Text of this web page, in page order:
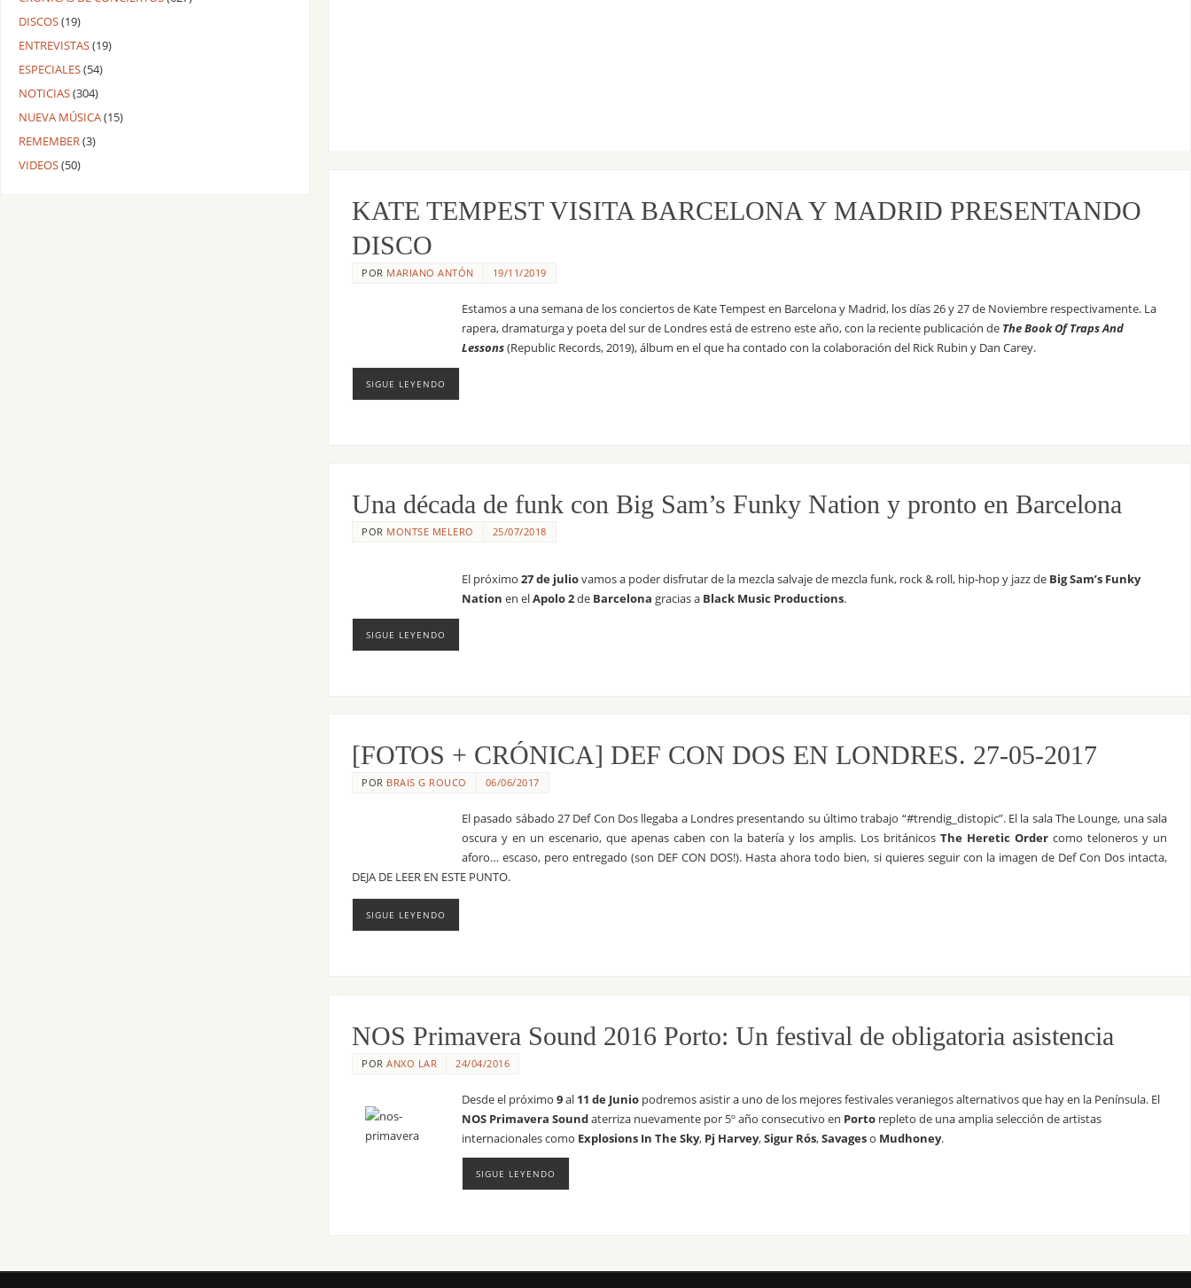
KATE TEMPEST VISITA BARCELONA Y MADRID PRESENTANDO
DISCO
POR MARIANO ANTÓN 19/11/2019
Estamos a una semana de los conciertos de Kate Tempest en Barcelona y Madrid, los días 26 y 27 de Noviembre respectivamente. La
rapera, dramaturga y poeta del sur de Londres está de estreno este año, con la reciente publicación de The Book Of Traps And
Lessons(Republic Records, 2019), álbum en el que ha contado con la colaboración del Rick Rubin y Dan Carey.
SIGUE LEYENDO
Una década de funk con Big Sam’s Funky Nation y pronto en Barcelona
POR MONTSE MELERO 25/07/2018
El próximo 27 de juliovamos a poder disfrutar de la mezcla salvaje de mezcla funk, rock & roll, hip-hop y jazz de Big Sam’s Funky
Nation en elApolo 2de Barcelona gracias a Black Music Productions.
SIGUE LEYENDO
[FOTOS + CRÓNICA] DEF CON DOS EN LONDRES. 27-05-2017
POR BRAIS G ROUCO 06/06/2017
El pasado sábado 27 Def Con Dos llegaba a Londres presentando su último trabajo “#trendig_distopic”. El la sala The Lounge, una sala
oscura y en un escenario, que apenas caben con la batería y los amplis. Los británicos The Heretic Order como teloneros y un
aforo… escaso, pero entregado (son DEF CON DOS!). Hasta ahora todo bien, si quieres seguir con la imagen de Def Con Dos intacta,
DEJA DE LEER EN ESTE PUNTO.
SIGUE LEYENDO
NOS Primavera Sound 2016 Porto: Un festival de obligatoria asistencia
POR ANXO LAR 24/04/2016
Desde el próximo 9al 11 de Junio podremos asistir a uno de los mejores festivales veraniegos alternativos que hay en la Península. El
NOS Primavera Soundaterriza nuevamente por 5º año consecutivo en Porto repleto de una amplia selección de artistas
internacionales como Explosions In The Sky, Pj Harvey,Sigur Rós,Savageso Mudhoney.
SIGUE LEYENDO
DISCOS(19)
ENTREVISTAS(19)
ESPECIALES(54)
NOTICIAS(304)
NUEVA MÚSICA(15)
REMEMBER(3)
VIDEOS(50)